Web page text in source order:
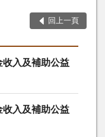
回上一頁
收入及補助公益
收入及補助公益